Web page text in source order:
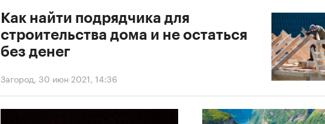
Загород, 30 июн 2021, 14:36
Как найти подрядчика для
строительства дома и не остаться
без денег